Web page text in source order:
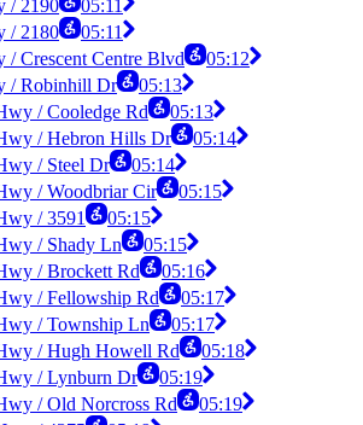
/ 2190
05:11
/ 2180
05:11
/ Crescent Centre Blvd
05:12
/ Robinhill Dr
05:13
/ Cooledge Rd
05:13
/ Hebron Hills Dr
05:14
/ Steel Dr
05:14
/ Woodbriar Cir
05:15
/ 3591
05:15
/ Shady Ln
05:15
/ Brockett Rd
05:16
/ Fellowship Rd
05:17
/ Township Ln
05:17
/ Hugh Howell Rd
05:18
/ Lynburn Dr
05:19
/ Old Norcross Rd
05:19